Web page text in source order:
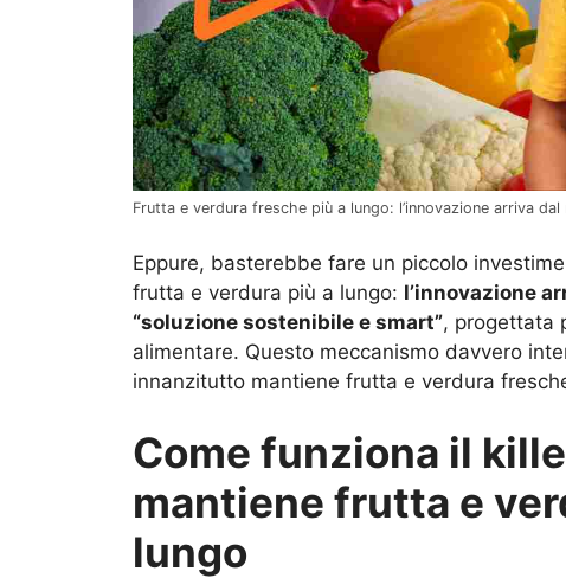
Frutta e verdura fresche più a lungo: l’innovazione arriva
Eppure, basterebbe fare un piccolo
frutta e verdura più a lungo: l’innovazione
“soluzione sostenibile e smart”, progettata
alimentare. Questo meccanismo davvero
innanzitutto mantiene frutta e verdura
Come funziona il
mantiene frutta e
lungo